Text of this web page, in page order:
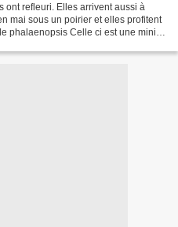
ont refleuri. Elles arrivent aussi à
mai sous un poirier et elles profitent
phalaenopsis Celle ci est une mini